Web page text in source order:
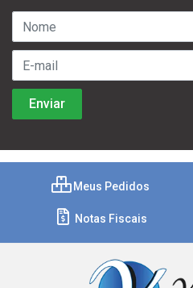
Meus Pedidos
Notas Fiscais